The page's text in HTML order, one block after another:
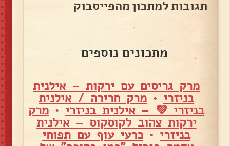
תגובות למתכון מהפייסבוק
מתכונים נוספים
מרק גריסים עם ירקות – אילנית
בניזרי • מרק חרירה / אילנית
בניזרי 💜 – אילנית בניזרי • מרק
ירקות צהוב לקוסקוס – אילנית
בניזרי • כרעי עוף עם תפוחי